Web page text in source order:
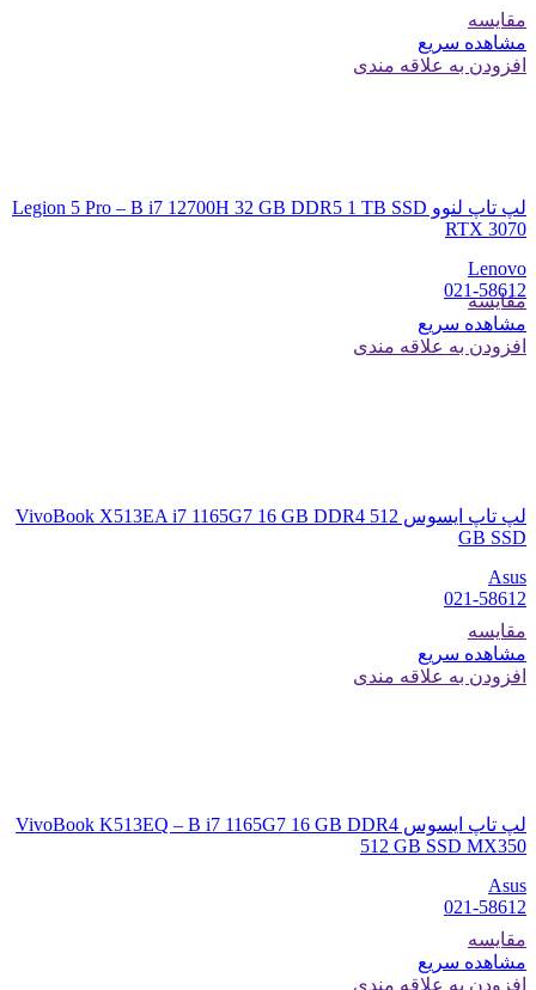
مقایسه
مشاهده سریع
افزودن به علاقه مندی
لپ تاپ لنوو Legion 5 Pro – B i7 12700H 32 GB DDR5 1 TB SSD
RTX 3070
Lenovo
021-58612
مقایسه
مشاهده سریع
افزودن به علاقه مندی
لپ تاپ ایسوس VivoBook X513EA i7 1165G7 16 GB DDR4 512
GB SSD
Asus
021-58612
مقایسه
مشاهده سریع
افزودن به علاقه مندی
لپ تاپ ایسوس VivoBook K513EQ – B i7 1165G7 16 GB DDR4
512 GB SSD MX350
Asus
021-58612
مقایسه
مشاهده سریع
افزودن به علاقه مندی